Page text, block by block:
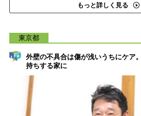
もっと詳しく見る
東京都
外壁の不具合は傷が浅いうちにケア
持ちする家に